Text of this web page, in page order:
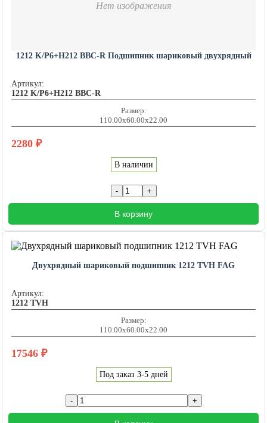
Нет изображения
1212 K/P6+H212 BBC-R Подшипник шариковый двухрядный
Артикул:
1212 K/P6+H212 BBC-R
Размер:
110.00x60.00x22.00
2280 ₽
В наличии
В корзину
Двухрядный шариковый подшипник 1212 TVH FAG
Артикул:
1212 TVH
Размер:
110.00x60.00x22.00
17546 ₽
Под заказ 3-5 дней